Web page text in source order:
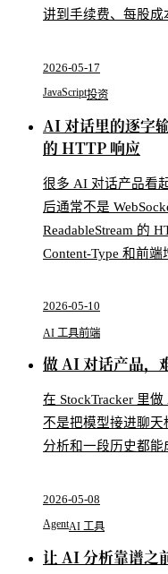
讲到手续费、每股成
2026-05-17
JavaScript投资
AI 对话里的逐字
的 HTTP 响应
很多 AI 对话产品看
后通常不是
ReadableStream 的
Content-Type 和前端
2026-05-10
AI 工具前端
做 AI 对话产品，
在 StockTracker 里
不是把模型接进聊
分析和一段历史都能
2026-05-08
AgentAI 工具
让 AI 分析靠谱之